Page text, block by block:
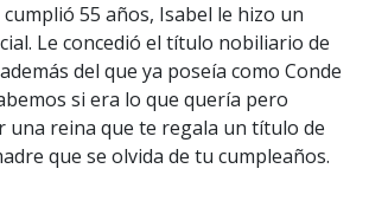
55 años, Isabel le hizo un
Le concedió el título nobiliario de
del que ya poseía como Conde
si era lo que quería pero
una reina que te regala un título de
que se olvida de tu cumpleaños.